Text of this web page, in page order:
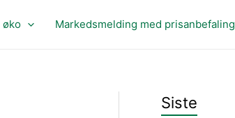
øko Markedsmelding med prisanbefaling
Siste